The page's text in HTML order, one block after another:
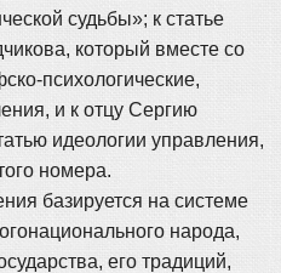
судьбы»; к статье
который вместе со
психологические,
и к отцу Сергию
идеологии управления,
номера.
базируется на системе
народа,
его традиций,